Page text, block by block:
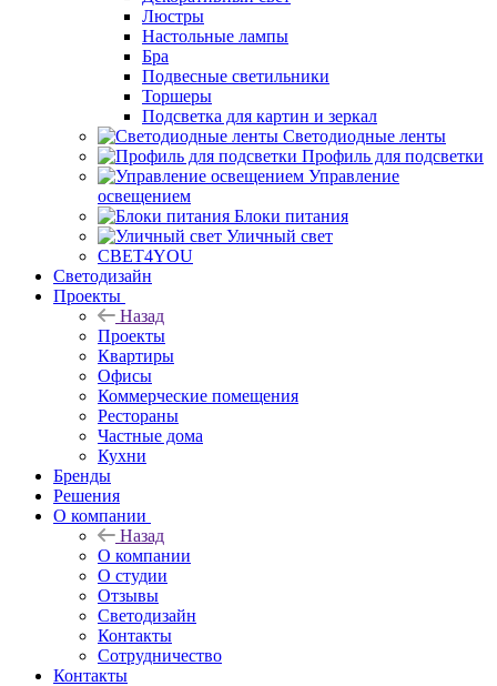
Люстры
Настольные лампы
Бра
Подвесные светильники
Торшеры
Подсветка для картин и зеркал
Светодиодные ленты
Профиль для подсветки
Управление
освещением
Блоки питания
Уличный свет
СВЕТ4YOU
Светодизайн
Проекты
Назад
Проекты
Квартиры
Офисы
Коммерческие помещения
Рестораны
Частные дома
Кухни
Бренды
Решения
О компании
Назад
О компании
О студии
Отзывы
Светодизайн
Контакты
Сотрудничество
Контакты